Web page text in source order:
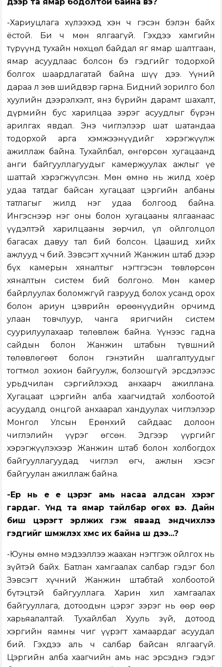
дээр та ямар бодолтой байна вэ?
-Хариуцлага хүлээхэд хэн ч гэсэн бэлэн байх
ёстой. Би ч мөн ялгаагүй. Гэхдээ хамгийн
түрүүнд тухайн нөхцөл байдал яг ямар шалтгаан,
ямар асуудлаас болсон бэ гэдгийг тодорхой
болгох шаардлагатай байна шүү дээ. Үүний
дараа л зөв шийдвэр гарна. Бидний зорилго бол
хуулийн дээрэлхэлт, янз бүрийн дарамт шахалт,
дүрмийн бус харилцаа зэрэг асуудлыг бүрэн
арилгах явдал. Энэ чиглэлээр шат шатандаа
тодорхой арга хэмжээнүүдийг хэрэгжүүлж
ажиллаж байна. Тухайлбал, өнгөрсөн хугацаанд
анги байгууллагуудыг камержуулах ажлыг үе
шаттай хэрэгжүүлсэн. Мөн өмнө нь жилд хоёр
удаа татдаг байсан хугацаат цэргийн албаны
татлагыг жилд нэг удаа болгоод байна.
Ингэснээр нэг оны болон хугацааны ялгаанаас
үүдэлтэй харилцааны зөрчил, үл ойлголцол
багасах давуу тал бий болсон. Цаашид хийх
ажлууд ч бий. Зэвсэгт хүчний Жанжин штаб дээр
бүх камерын хяналтыг нэгтгэсэн төвлөрсөн
хяналтын систем бий болгоно. Мөн камер
байрлуулах боломжгүй газрууд болох усанд орох
болон ариун цэврийн өрөөнүүдийн орчимд
улаан товчлуур, чанга яригчийн систем
суурилуулахаар төлөвлөж байна. Үүнээс гадна
сайдын болон Жанжин штабын түвшний
төлөвлөгөөт болон гэнэтийн шалгалтуудыг
тогтмол зохион байгуулж, болзошгүй эрсдэлээс
урьдчилан сэргийлэхэд анхаарч ажиллана.
Хугацаат цэргийн алба хаагчидтай холбоотой
асуудалд онцгой анхаарал хандуулах чиглэлээр
Монгол Улсын Ерөнхий сайдаас долоон
чиглэлийн үүрэг өгсөн. Эдгээр үүргийг
хэрэгжүүлэхээр Жанжин штаб болон холбогдох
байгууллагуудад чиглэл өгч, ажлын хэсэг
байгуулан ажиллаж байна.
-Ер нь үе үе цэрэг амь насаа алдсан хэрэг
гардаг. Үүнд та ямар тайлбар өгөх вэ. Дайн
биш цэрэгт эрүүлжих гэж яваад эндчихлээ
гэдгийг шүүмжлэх хүмүүс их байна шүү дээ...?
-Юуны өмнө мэдээллээ жаахан нэгтгэж ойлгох нь
зүйтэй байх. Батлан хамгаалах салбар гэдэг бол
Зэвсэгт хүчний Жанжин штабтай холбоотой
бүтэцтэй байгууллага. Харин хил хамгаалах
байгууллага, дотоодын цэрэг зэрэг нь өөр өөр
харьяалалтай. Тухайлбал Хууль зүй, дотоод
хэргийн яамны чиг үүрэгт хамаардаг асуудал
бий. Гэхдээ аль ч салбар байсан ялгаагүй.
Цэргийн алба хаагчийн амь нас эрсэднэ гэдэг